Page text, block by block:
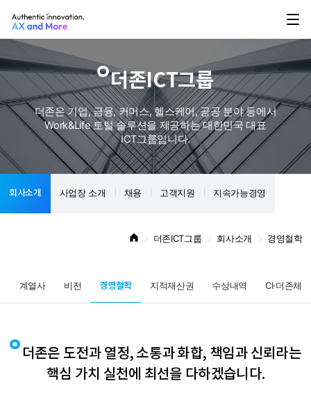
더존ICT그룹
더존은 기업, 금융, 커머스, 헬스케어, 공공 분야 등에서
Work&Life 토털 솔루션을 제공하는 대한민국 대표
ICT그룹입니다.
회사소개 사업장 소개 채용 고객지원 지속가능경영
더존ICT그룹 회사소개 경영철학
계열사 비전 경영철학 지적재산권 수상내역 CI·더존체
더존은 도전과 열정, 소통과 화합, 책임과 신뢰라는
핵심 가치 실천에 최선을 다하겠습니다.